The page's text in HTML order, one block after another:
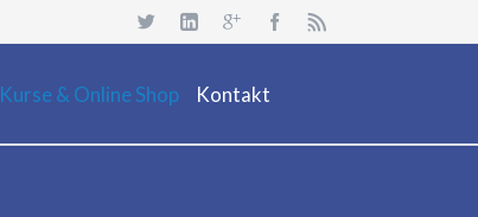
Kurse & Online Shop Kontakt